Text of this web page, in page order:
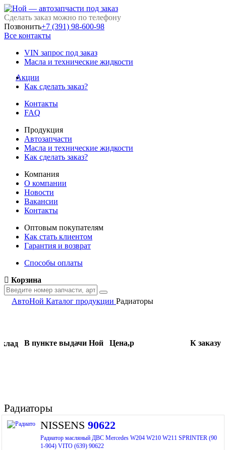
Сделать заказ можно по телефону
Позвонить+7 (391) 98-600-98
Все контакты
VIN запрос под заказ
Масла и технические жидкости
Акции
Как сделать заказ?
Контакты
FAQ
Продукция
Автозапчасти
Масла и технические жидкости
Как сделать заказ?
Компания
О компании
Новости
Вакансии
Контакты
Оптовым покупателям
Как стать клиентом
Гарантия и возврат
Способы оплаты
Корзина
АвтоНой Каталог продукции Радиаторы
В пункте выдачи Ной Цена,p К заказу
Радиаторы
NISSENS 90622
Радиатор масляный ДВС Mercedes W204 W210 W211 SPRINTER (90
1-904) VITO (639) 90622